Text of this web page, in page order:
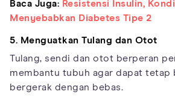
Baca Juga: Resistensi Insulin,
Menyebabkan Diabetes Tipe 2
5. Menguatkan Tulang dan Otot
Tulang, sendi dan otot berperan
membantu tubuh agar dapat tetap
bergerak dengan bebas.